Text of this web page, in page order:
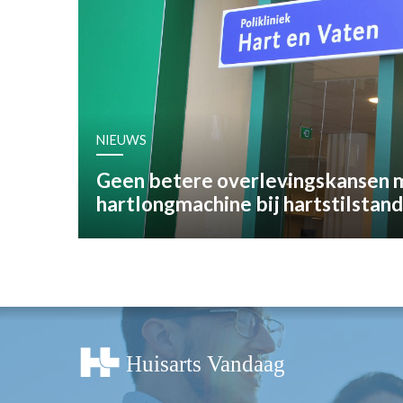
OPINIE
TARIEVEN
VPHUISARTSEN
MEDISCHE
INLOGGEN
REGISTRATIE
NIEUWS
Geen betere overlevingskansen
hartlongmachine bij hartstilstand